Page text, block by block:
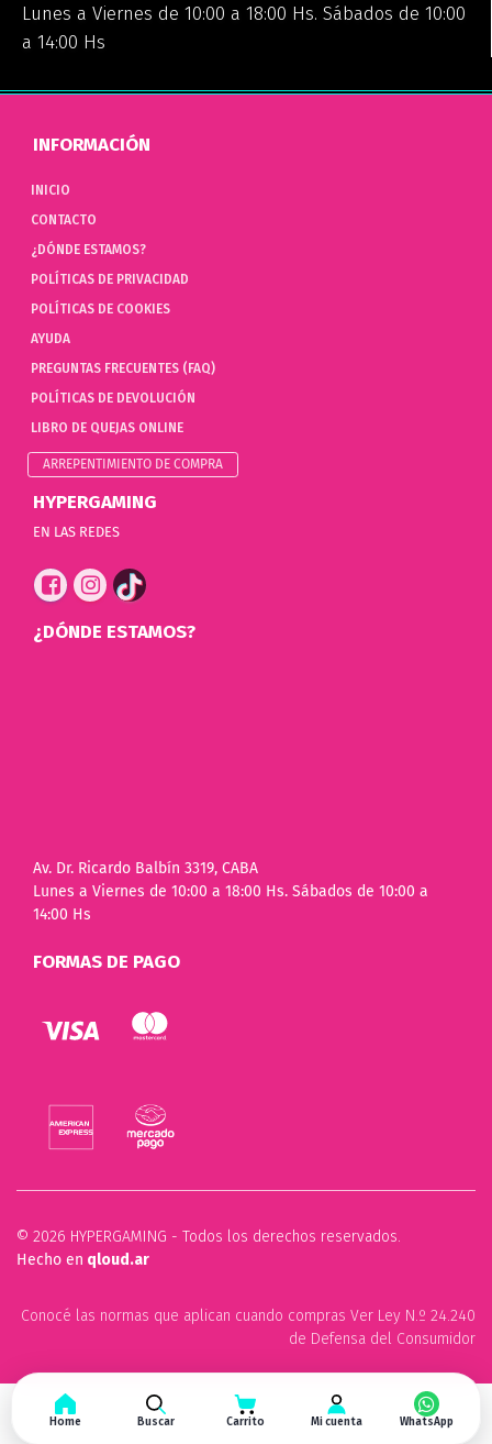
Lunes a Viernes de 10:00 a 18:00 Hs. Sábados de 10:00
a 14:00 Hs
INFORMACIÓN
INICIO
CONTACTO
¿DÓNDE ESTAMOS?
POLÍTICAS DE PRIVACIDAD
POLÍTICAS DE COOKIES
AYUDA
PREGUNTAS FRECUENTES (FAQ)
POLÍTICAS DE DEVOLUCIÓN
LIBRO DE QUEJAS ONLINE
ARREPENTIMIENTO DE COMPRA
HYPERGAMING
EN LAS REDES
¿DÓNDE ESTAMOS?
Av. Dr. Ricardo Balbín 3319, CABA
Lunes a Viernes de 10:00 a 18:00 Hs. Sábados de 10:00 a
14:00 Hs
FORMAS DE PAGO
© 2026 HYPERGAMING - Todos los derechos reservados.
Hecho en qloud.ar
Conocé las normas que aplican cuando compras Ver Ley N.º 24.240
de Defensa del Consumidor
Home Buscar Carrito Mi cuenta